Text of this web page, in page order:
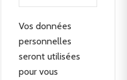
Vos données
personnelles
seront utilisées
pour vous